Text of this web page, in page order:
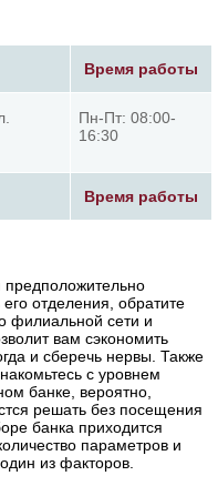
Время работы
Время работы
Пн-Пт: 08:00-
16:30
отделения, обратите
филиальной сети и
вам сэкономить
и сберечь нервы. Также
с уровнем
банке, вероятно,
решать без посещения
банка приходится
параметров и
из факторов.